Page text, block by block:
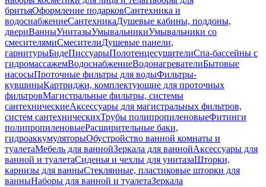
бритьяОформление подарковСантехника и
водоснабжениеСантехникаДушевые кабины, поддоны,
двериВанныУнитазыУмывальникиУмывальники со
смесителямиСмесителиДушевые панели,
гарнитурыБидеПиссуарыПолотенцесушителиСпа-бассейны с
гидромассажемВодоснабжениеВодонагревателиБытовые
насосыПроточные фильтры для водыФильтры-
кувшиныКартриджи, комплектующие для проточных
фильтровМагистральные фильтры, системы
сантехническиеАксессуары для магистральных фильтров,
систем сантехническихТрубы полипропиленовыеФитинги
полипропиленовыеРасширительные баки,
гидроаккумуляторыОбустройство ванной комнаты и
туалетаМебель для ваннойЗеркала для ваннойАксессуары для
ванной и туалетаСиденья и чехлы для унитазаШторки,
карнизы для ванныСтеклянные, пластиковые шторки для
ванныНаборы для ванной и туалетаЗеркала